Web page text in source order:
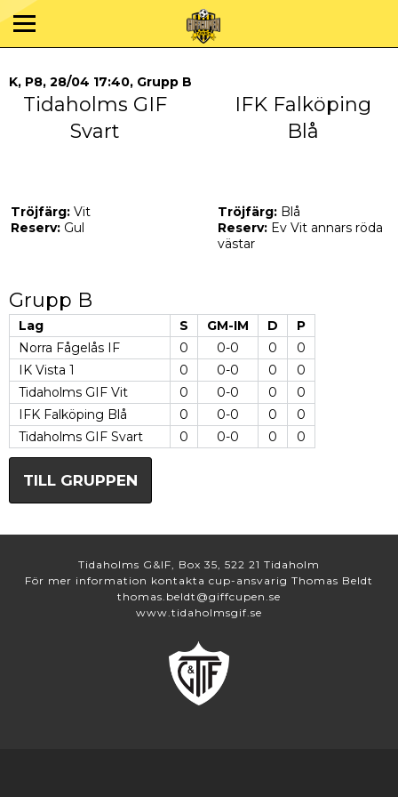
K, P8, 28/04 17:40, Grupp B
Tidaholms GIF
Svart
IFK Falköping
Blå
Tröjfärg: Vit
Reserv: Gul
Tröjfärg: Blå
Reserv: Ev Vit annars röda
västar
Grupp B
Lag S GM-IM D
P
Norra Fågelås IF
0 0-0 0
0
IK Vista 1
0 0-0 0
0
Tidaholms GIF Vit
0 0-0 0
0
IFK Falköping Blå
0 0-0 0
0
Tidaholms GIF Svart
0 0-0 0 0
TILL GRUPPEN
Tidaholms G&IF, Box 35, 522 21 Tidaholm
För mer information kontakta cup-ansvarig Thomas Beldt
thomas.beldt@giffcupen.se
www.tidaholmsgif.se